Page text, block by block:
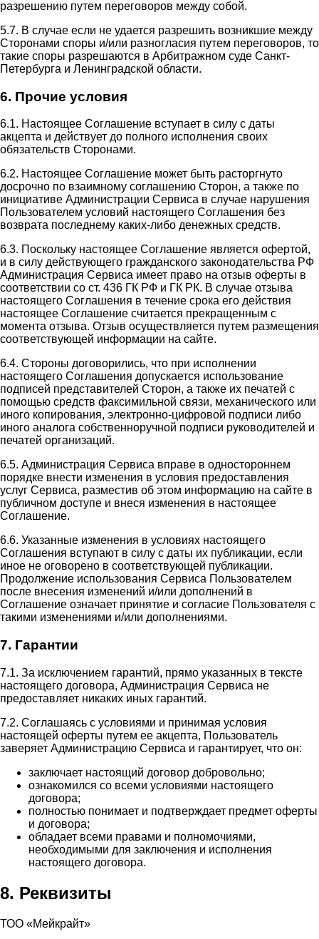
разрешению путем переговоров между собой.
5.7. В случае если не удается разрешить возникшие между
Сторонами споры и/или разногласия путем переговоров, то
такие споры разрешаются в Арбитражном суде Санкт-
Петербурга и Ленинградской области.
6. Прочие условия
6.1. Настоящее Соглашение вступает в силу с даты
акцепта и действует до полного исполнения своих
обязательств Сторонами.
6.2. Настоящее Соглашение может быть расторгнуто
досрочно по взаимному соглашению Сторон, а также по
инициативе Администрации Сервиса в случае нарушения
Пользователем условий настоящего Соглашения без
возврата последнему каких-либо денежных средств.
6.3. Поскольку настоящее Соглашение является офертой,
и в силу действующего гражданского законодательства РФ
Администрация Сервиса имеет право на отзыв оферты в
соответствии со ст. 436 ГК РФ и ГК РК. В случае отзыва
настоящего Соглашения в течение срока его действия
настоящее Соглашение считается прекращенным с
момента отзыва. Отзыв осуществляется путем размещения
соответствующей информации на сайте.
6.4. Стороны договорились, что при исполнении
настоящего Соглашения допускается использование
подписей представителей Сторон, а также их печатей с
помощью средств факсимильной связи, механического или
иного копирования, электронно-цифровой подписи либо
иного аналога собственноручной подписи руководителей и
печатей организаций.
6.5. Администрация Сервиса вправе в одностороннем
порядке внести изменения в условия предоставления
услуг Сервиса, разместив об этом информацию на сайте в
публичном доступе и внеся изменения в настоящее
Соглашение.
6.6. Указанные изменения в условиях настоящего
Соглашения вступают в силу с даты их публикации, если
иное не оговорено в соответствующей публикации.
Продолжение использования Сервиса Пользователем
после внесения изменений и/или дополнений в
Соглашение означает принятие и согласие Пользователя с
такими изменениями и/или дополнениями.
7. Гарантии
7.1. За исключением гарантий, прямо указанных в тексте
настоящего договора, Администрация Сервиса не
предоставляет никаких иных гарантий.
7.2. Соглашаясь с условиями и принимая условия
настоящей оферты путем ее акцепта, Пользователь
заверяет Администрацию Сервиса и гарантирует, что он:
заключает настоящий договор добровольно;
ознакомился со всеми условиями настоящего
договора;
полностью понимает и подтверждает предмет оферты
и договора;
обладает всеми правами и полномочиями,
необходимыми для заключения и исполнения
настоящего договора.
8. Реквизиты
ТОО «Мейкрайт»